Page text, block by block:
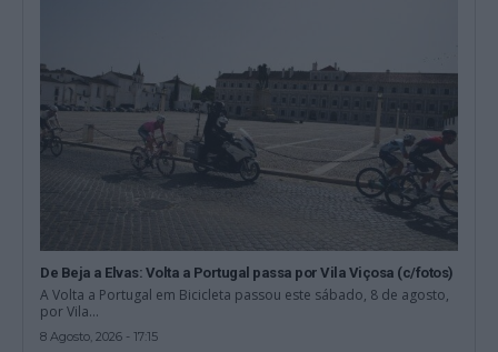
De Beja a Elvas: Volta a Portugal passa por Vila Viçosa (c/fotos)
A Volta a Portugal em Bicicleta passou este sábado, 8 de agosto,
por Vila...
8 Agosto, 2026 - 17:15